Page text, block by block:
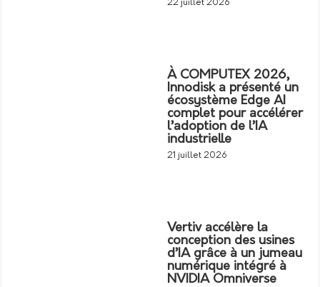
22 juillet 2026
À COMPUTEX 2026,
Innodisk a présenté un
écosystème Edge AI
complet pour accélérer
l’adoption de l’IA
industrielle
21 juillet 2026
Vertiv accélère la
conception des usines
d’IA grâce à un jumeau
numérique intégré à
NVIDIA Omniverse